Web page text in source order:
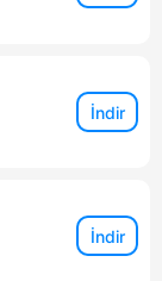
İndir
İndir